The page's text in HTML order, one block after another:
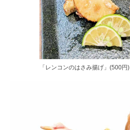
「レンコンのはさみ揚げ」(500円)